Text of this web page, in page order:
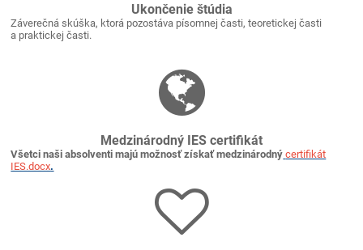
Ukončenie štúdia
Záverečná skúška, ktorá pozostáva písomnej časti, teoretickej časti
a praktickej časti.
Medzinárodný IES certifikát
Všetci naši absolventi majú možnosť získať medzinárodný certifikát
IES.docx.